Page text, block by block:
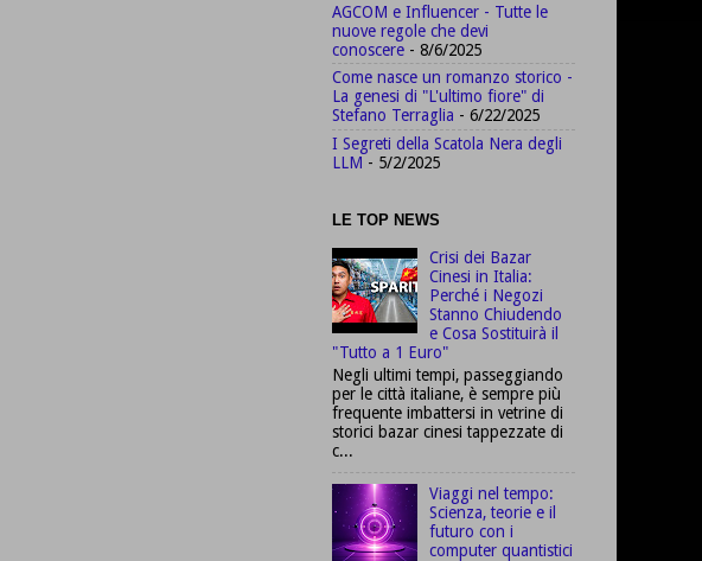
AGCOM e Influencer - Tutte le
nuove regole che devi
conoscere - 8/6/2025
Come nasce un romanzo storico -
La genesi di "L'ultimo fiore" di
Stefano Terraglia - 6/22/2025
I Segreti della Scatola Nera degli
LLM - 5/2/2025
LE TOP NEWS
Crisi dei Bazar
Cinesi in Italia:
Perché i Negozi
Stanno Chiudendo
e Cosa Sostituirà il
"Tutto a 1 Euro"
Negli ultimi tempi, passeggiando
per le città italiane, è sempre più
frequente imbattersi in vetrine di
storici bazar cinesi tappezzate di
c...
Viaggi nel tempo:
Scienza, teorie e il
futuro con i
computer quantistici